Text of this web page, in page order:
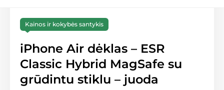
Kainos ir kokybės santykis
iPhone Air dėklas – ESR
Classic Hybrid MagSafe su
grūdintu stiklu – juoda